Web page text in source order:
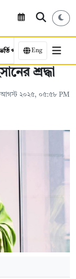
পরীক্ষা কর্মসংস্থান
Eng
শ্রদ্ধা
২০২৫, ০৫:৫৮ PM